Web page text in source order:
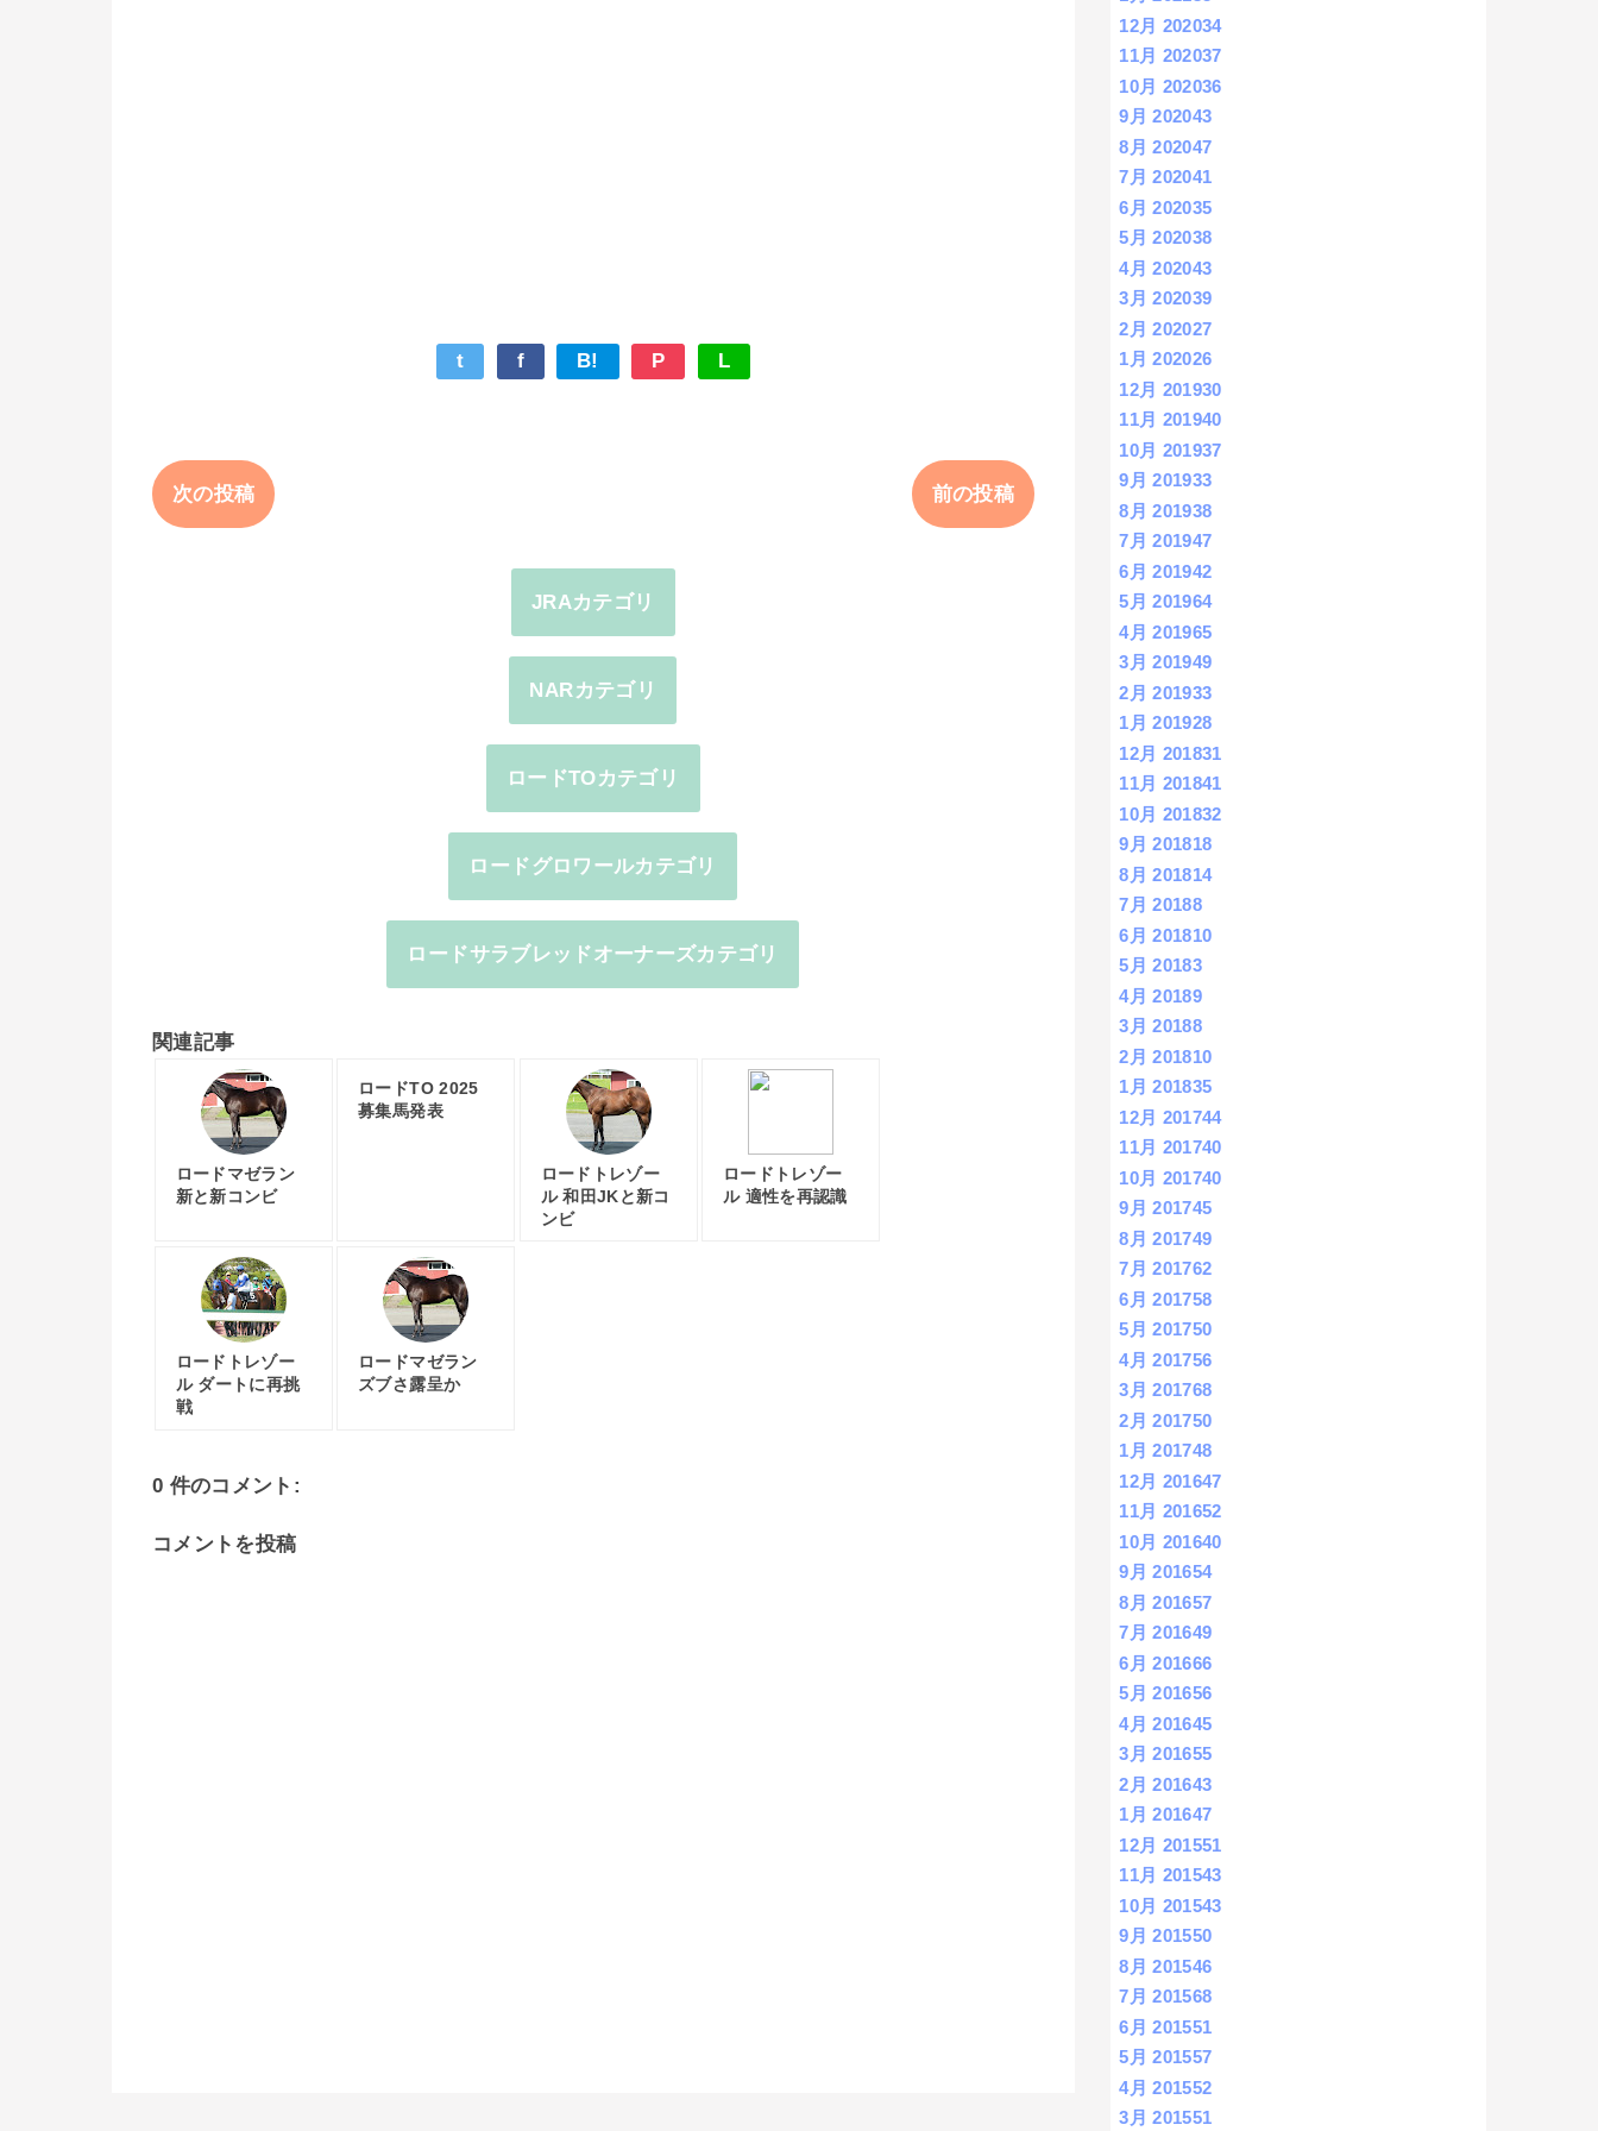
t f B! P L
次の投稿 前の投稿
JRAカテゴリ
NARカテゴリ
ロードTOカテゴリ
ロードグロワールカテゴリ
ロードサラブレッドオーナーズカテゴリ
関連記事
ロードマゼラン
新と新コンビ
ロードTO 2025
募集馬発表
ロードトレゾー
ル 和田JKと新コ
ンビ
ロードトレゾー
ル 適性を再認識
ロードトレゾー
ル ダートに再挑
戦
ロードマゼラン
ズブさ露呈か
0 件のコメント:
コメントを投稿
12月 202034
11月 202037
10月 202036
9月 202043
8月 202047
7月 202041
6月 202035
5月 202038
4月 202043
3月 202039
2月 202027
1月 202026
12月 201930
11月 201940
10月 201937
9月 201933
8月 201938
7月 201947
6月 201942
5月 201964
4月 201965
3月 201949
2月 201933
1月 201928
12月 201831
11月 201841
10月 201832
9月 201818
8月 201814
7月 20188
6月 201810
5月 20183
4月 20189
3月 20188
2月 201810
1月 201835
12月 201744
11月 201740
10月 201740
9月 201745
8月 201749
7月 201762
6月 201758
5月 201750
4月 201756
3月 201768
2月 201750
1月 201748
12月 201647
11月 201652
10月 201640
9月 201654
8月 201657
7月 201649
6月 201666
5月 201656
4月 201645
3月 201655
2月 201643
1月 201647
12月 201551
11月 201543
10月 201543
9月 201550
8月 201546
7月 201568
6月 201551
5月 201557
4月 201552
3月 201551